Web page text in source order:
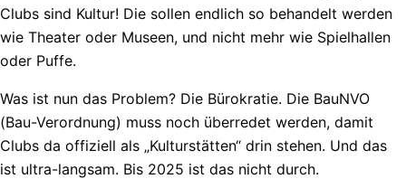
Clubs sind Kultur! Die sollen endlich so behandelt werden
wie Theater oder Museen, und nicht mehr wie Spielhallen
oder Puffe.
Was ist nun das Problem? Die Bürokratie. Die BauNVO
(Bau-Verordnung) muss noch überredet werden, damit
Clubs da offiziell als „Kulturstätten“ drin stehen. Und das
ist ultra-langsam. Bis 2025 ist das nicht durch.